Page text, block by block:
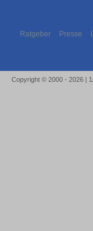
Ratgeber Presse
Copyright © 2000 - 2026 |